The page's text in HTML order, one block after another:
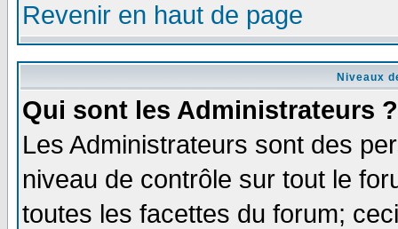
Revenir en haut de page
Niveaux
Qui sont les Administrateurs ?
Les Administrateurs sont des
niveau de contrôle sur tout le
toutes les facettes du forum;